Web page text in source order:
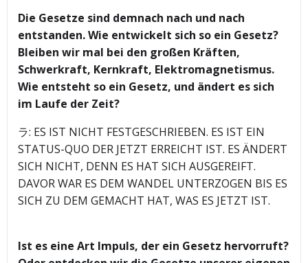
Die Gesetze sind demnach nach und nach
entstanden. Wie entwickelt sich so ein Gesetz?
Bleiben wir mal bei den großen Kräften,
Schwerkraft, Kernkraft, Elektromagnetismus.
Wie entsteht so ein Gesetz, und ändert es sich
im Laufe der Zeit?
ラ: ES IST NICHT FESTGESCHRIEBEN. ES IST EIN
STATUS-QUO DER JETZT ERREICHT IST. ES ÄNDERT
SICH NICHT, DENN ES HAT SICH AUSGEREIFT.
DAVOR WAR ES DEM WANDEL UNTERZOGEN BIS ES
SICH ZU DEM GEMACHT HAT, WAS ES JETZT IST.
Ist es eine Art Impuls, der ein Gesetz hervorruft?